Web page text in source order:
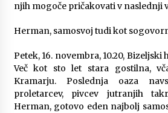
njihove prednosti
Ključne lastnosti
dobro poznati pred
6 months ago
njih mogoče pričakovati v naslednji
Herman, samosvoj tudi kot
Petek, 16. novembra, 10.20, Bizeljski
Več kot sto let stara gostilna,
Kramarju. Poslednja oaza
proletarcev, pivcev jutranjih
Herman, gotovo eden najbolj